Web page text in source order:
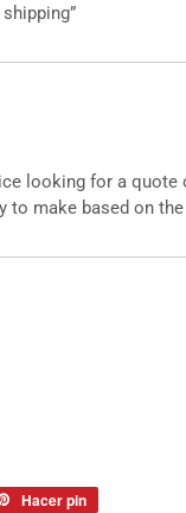
looking for a
to make based on
Hacer pin